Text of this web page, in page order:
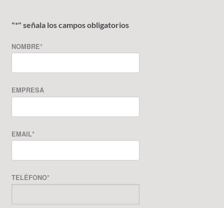
"*" señala los campos obligatorios
NOMBRE*
EMPRESA
EMAIL*
TELÉFONO*